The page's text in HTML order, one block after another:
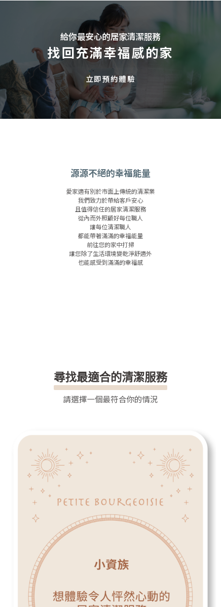
給你最安心的居家清潔服務
找回充滿幸福感的家
立即預約體驗
源源不絕的幸福能量
愛家適有別於市面上傳統的清潔業
我們致力於帶給客戶安心
且值得信任的居家清潔服務
從內而外照顧好每位職人
讓每位清潔職人
都能帶著滿滿的幸福能量
前往您的家中打掃
讓您除了生活環境變乾淨舒適外
也能感受到滿滿的幸福感
尋找最適合的清潔服務
請選擇一個最符合你的情況